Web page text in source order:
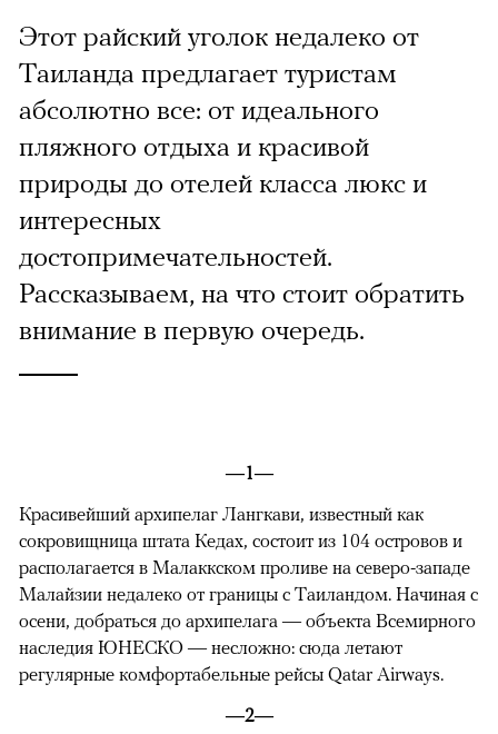
Этот райский уголок недалеко от
Таиланда предлагает туристам
абсолютно все: от идеального
пляжного отдыха и красивой
природы до отелей класса люкс и
интересных
достопримечательностей.
Рассказываем, на что стоит обратить
внимание в первую очередь.
—1—
Красивейший архипелаг Лангкави, известный как
сокровищница штата Кедах, состоит из 104 островов и
располагается в Малаккском проливе на северо-западе
Малайзии недалеко от границы с Таиландом. Начиная с
осени, добраться до архипелага — объекта Всемирного
наследия ЮНЕСКО — несложно: сюда летают
регулярные комфортабельные рейсы Qatar Airways.
—2—